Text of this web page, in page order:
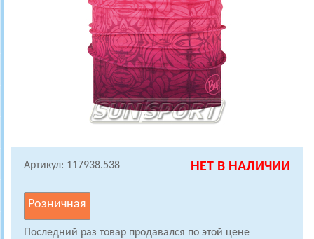
Артикул: 117938.538 НЕТ В НАЛИЧИИ
Розничная
Последний раз товар продавался по этой цене